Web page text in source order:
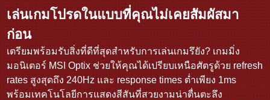
เล่นเกมโปรดในแบบที่คุณไม่เคยสัมผัสมา
ก่อน
เตรียมพร้อมรับสิ่งที่ดีที่สุดสำหรับการเล่นเกมรึยัง? เกมมิ่ง
มอนิเตอร์ MSI Optix ช่วยให้คุณได้เปรียบเหนือศัตรูด้วย refresh
rates สูงสุดถึง 240Hz และ response times ต่ำเพียง 1ms
พร้อมเทคโนโลยีการแสดงสีสันที่สวยงามน่าตื่นตะลึง